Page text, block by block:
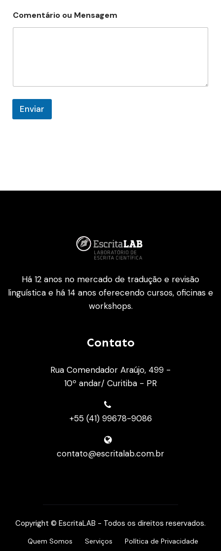
a
Comentário ou Mensagem
Enviar
Há 12 anos no mercado de tradução e revisão
linguística e há 14 anos oferecendo cursos, oficinas e
workshops.
Contato
Rua Comendador Araújo, 499 -
10º andar/ Curitiba - PR
+55 (41) 99678-9086
contato@escritalab.com.br
Copyright © EscritaLAB - Todos os direitos reservados.
Quem Somos Serviços Política de Privacidade